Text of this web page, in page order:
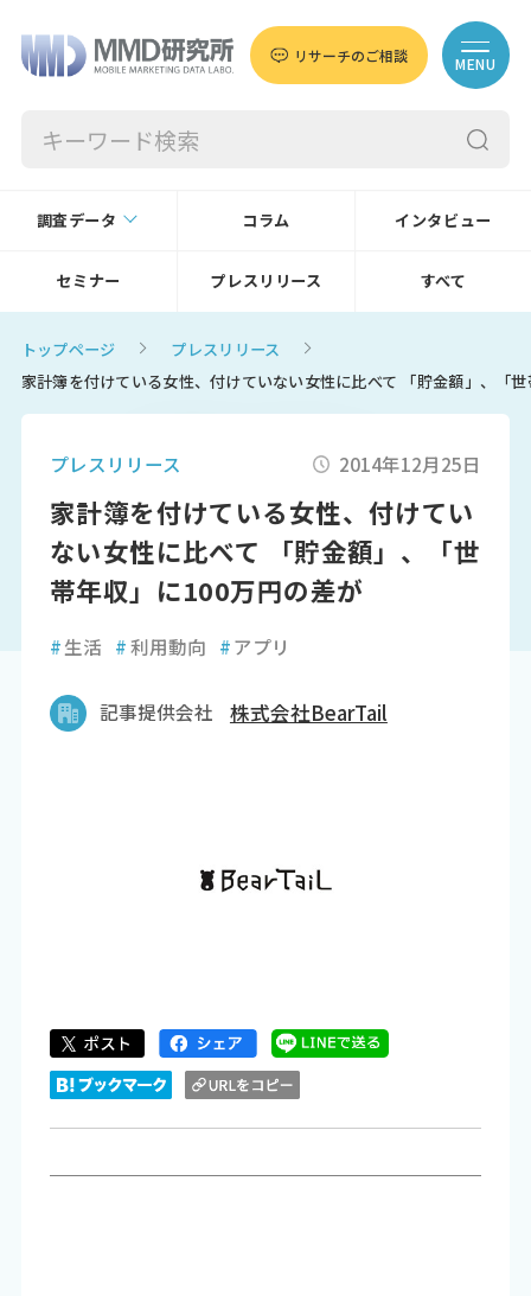
リサーチのご相談 MENU
調査データ コラム インタビュー
セミナー プレスリリース すべて
トップページ
プレスリリース
家計簿を付けている女性、付けていない女性に比べて 「貯金額」、「
プレスリリース 2014年12月25日
家計簿を付けている女性、付けてい
ない女性に比べて 「貯金額」、「世
帯年収」に100万円の差が
#生活 #利用動向 #アプリ
記事提供会社 株式会社BearTail